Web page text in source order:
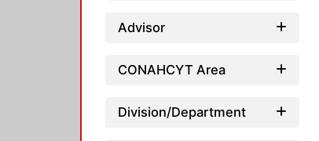
Advisor
CONAHCYT Area
Division/Department